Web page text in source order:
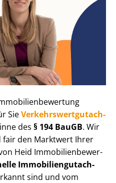
SieVer­kehrs­wert­gut­ach­
des § 194 BauGB. Wir
den Marktwert Ihrer
Heid Im­mo­bi­li­en­be­wer­
Im­mo­bi­li­en­gut­ach­
sind und vom